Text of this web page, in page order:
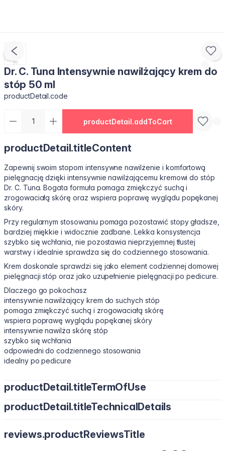
Dr. C. Tuna Intensywnie nawilżający krem do
stóp 50 ml
productDetail.code
productDetail.addToCart
productDetail.titleContent
Zapewnij swoim stopom intensywne nawilżenie i komfortową
pielęgnację dzięki intensywnie nawilżającemu kremowi do stóp
Dr. C. Tuna. Bogata formuła pomaga zmiękczyć suchą i
zrogowaciałą skórę oraz wspiera poprawę wyglądu popękanej
skóry.
Przy regularnym stosowaniu pomaga pozostawić stopy gładsze,
bardziej miękkie i widocznie zadbane. Lekka konsystencja
szybko się wchłania, nie pozostawia nieprzyjemnej tłustej
warstwy i idealnie sprawdza się do codziennego stosowania.
Krem doskonale sprawdzi się jako element codziennej domowej
pielęgnacji stóp oraz jako uzupełnienie pielęgnacji po pedicure.
Dlaczego go pokochasz
intensywnie nawilżający krem do suchych stóp
pomaga zmiękczyć suchą i zrogowaciałą skórę
wspiera poprawę wyglądu popękanej skóry
intensywnie nawilża skórę stóp
szybko się wchłania
odpowiedni do codziennego stosowania
idealny po pedicure
productDetail.titleTermOfUse
Nałóż odpowiednią ilość kremu na czystą i suchą skórę stóp i
Stosuj regularnie, najlepiej wieczorem przed snem lub w razie
potrzeby w ciągu dnia. Dla uzyskania intensywniejszego efektu
productDetail.titleTechnicalDetails
alkohol cetearylowy, ceteareth-20, wosk mikrokrystaliczny,
reviews.productReviewsTitle